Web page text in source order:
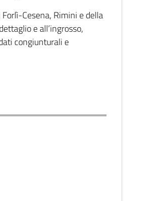
Cesena, Rimini e della
e all’ingrosso,
congiunturali e